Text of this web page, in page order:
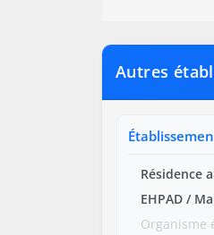
Autres
Résidence
EHPAD /
Organisme